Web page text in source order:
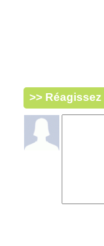
>> Réagissez